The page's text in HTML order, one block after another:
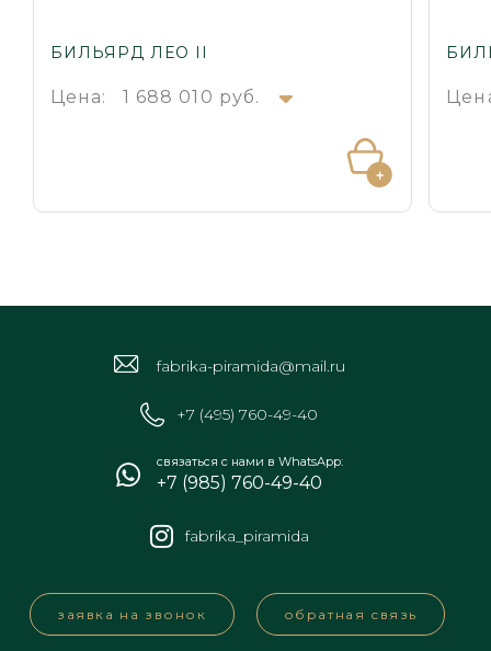
БИЛЬЯРД ЛЕО II
Цена: 1 688 010 руб.
fabrika-piramida@mail.ru
+7 (495) 760-49-40
связаться с нами в WhatsApp:
+7 (985) 760-49-40
fabrika_piramida
заявка на звонок обратная связь